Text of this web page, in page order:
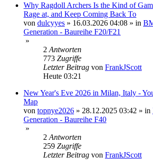
Why Ragdoll Archers Is the Kind of
Rage at, and Keep Coming Back To
von dulcyyes » 16.03.2026 04:08 » in
Generation - Baureihe F20/F21
»
2 Antworten
773 Zugriffe
Letzter Beitrag von FrankJScott
Heute 03:21
New Year's Eve 2026 in Milan, Italy -
Map
von topnye2026 » 28.12.2025 03:42 » in
Generation - Baureihe F40
»
2 Antworten
259 Zugriffe
Letzter Beitrag von FrankJScott